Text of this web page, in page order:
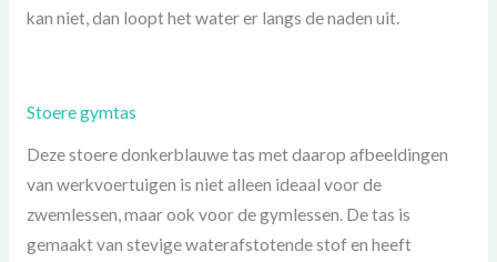
kan niet, dan loopt het water er langs de naden uit.
Stoere gymtas
Deze stoere donkerblauwe tas met daarop afbeeldingen
van werkvoertuigen is niet alleen ideaal voor de
zwemlessen, maar ook voor de gymlessen. De tas is
gemaakt van stevige waterafstotende stof en heeft